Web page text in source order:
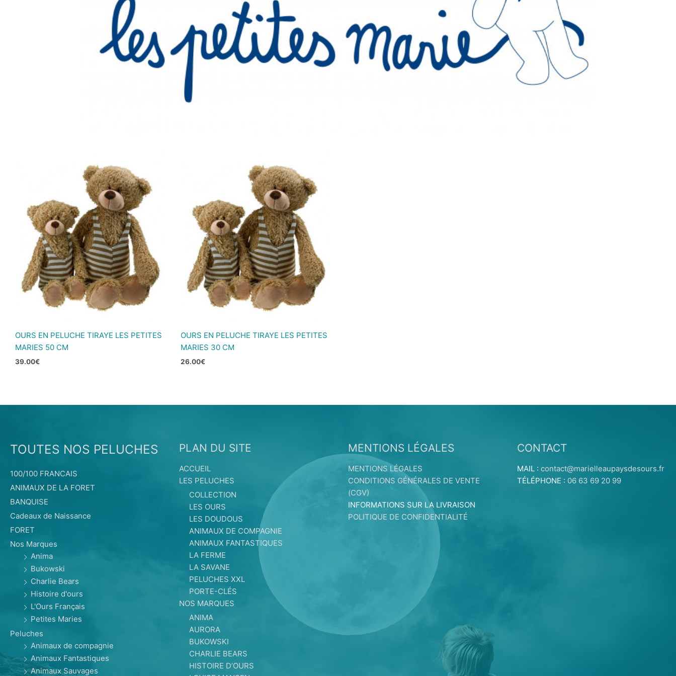
OURS EN PELUCHE TIRAYE LES PETITES
MARIES 50 CM
39.00€
OURS EN PELUCHE TIRAYE LES PETITES
MARIES 30 CM
26.00€
TOUTES NOS PELUCHES
100/100 FRANCAIS
ANIMAUX DE LA FORET
BANQUISE
Cadeaux de Naissance
FORET
Nos Marques
Anima
Bukowski
Charlie Bears
Histoire d'ours
L'Ours Français
Petites Maries
Peluches
Animaux de compagnie
Animaux Fantastiques
Animaux Sauvages
PLAN DU SITE
ACCUEIL
LES PELUCHES
COLLECTION
LES OURS
LES DOUDOUS
ANIMAUX DE COMPAGNIE
ANIMAUX FANTASTIQUES
LA FERME
LA SAVANE
PELUCHES XXL
PORTE-CLÉS
NOS MARQUES
ANIMA
AURORA
BUKOWSKI
CHARLIE BEARS
HISTOIRE D’OURS
MENTIONS LÉGALES
MENTIONS LÉGALES
CONDITIONS GÉNÉRALES DE VENTE
(CGV)
INFORMATIONS SUR LA LIVRAISON
POLITIQUE DE CONFIDENTIALITÉ
CONTACT
MAIL : contact@marielleaupaysdesours.fr
TÉLÉPHONE : 06 63 69 20 99